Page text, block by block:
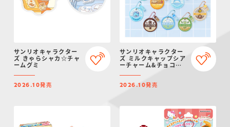
サンリオキャラクター
ズ きゃらシャカ☆チャ
ームグミ
2026.10発売
サンリオキャラクター
ズ ミルクキャップシア
ーチャーム&チョコボ
2026.10発売